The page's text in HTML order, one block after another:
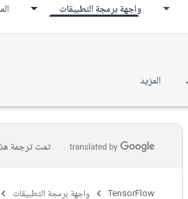
واجهة برمجة التطبيقات
المزيد
تمت ترجمة
TensorFlow واجهة برمجة التطبيقات